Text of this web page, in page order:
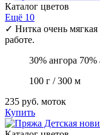
Каталог цветов
Ещё 10
✓ Нитка очень мягкая
работе.
30% ангора
100 г / 300 м
235 руб. моток
Купить